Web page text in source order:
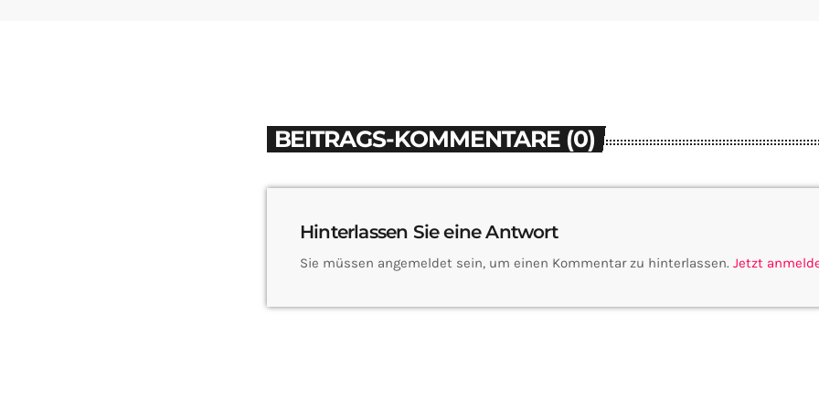
BEITRAGS-KOMMENTARE (0)
Hinterlassen Sie eine Antwort
Sie müssen angemeldet sein, um einen Kommentar zu hinterlassen. Jetzt